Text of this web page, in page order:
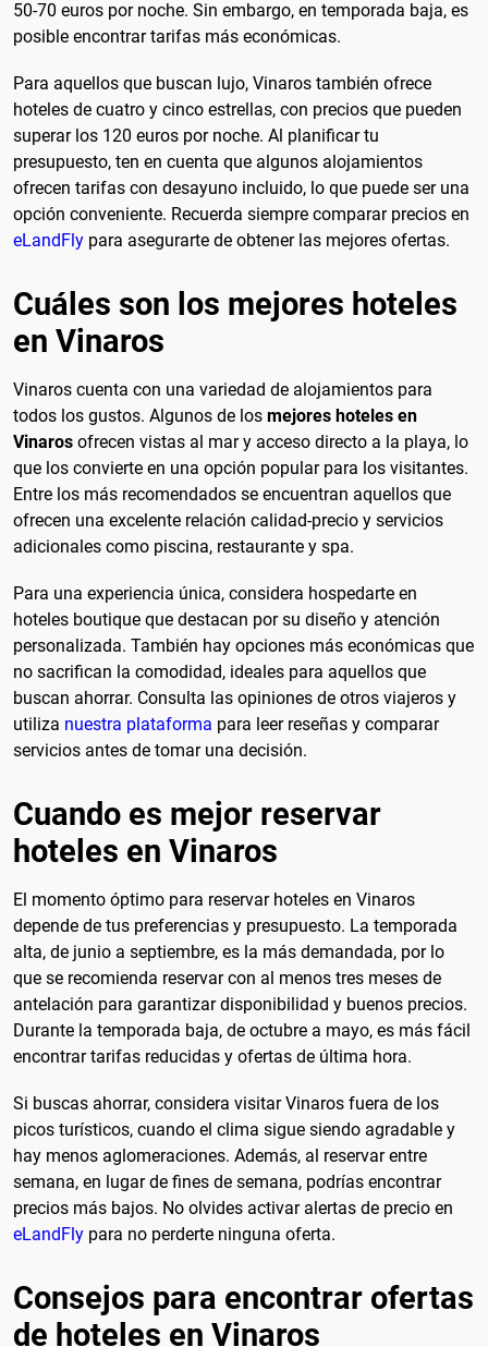
50-70 euros por noche. Sin embargo, en temporada baja, es
posible encontrar tarifas más económicas.
Para aquellos que buscan lujo, Vinaros también ofrece
hoteles de cuatro y cinco estrellas, con precios que pueden
superar los 120 euros por noche. Al planificar tu
presupuesto, ten en cuenta que algunos alojamientos
ofrecen tarifas con desayuno incluido, lo que puede ser una
opción conveniente. Recuerda siempre comparar precios en
eLandFly para asegurarte de obtener las mejores ofertas.
Cuáles son los mejores hoteles
en Vinaros
Vinaros cuenta con una variedad de alojamientos para
todos los gustos. Algunos de los mejores hoteles en
Vinaros ofrecen vistas al mar y acceso directo a la playa, lo
que los convierte en una opción popular para los visitantes.
Entre los más recomendados se encuentran aquellos que
ofrecen una excelente relación calidad-precio y servicios
adicionales como piscina, restaurante y spa.
Para una experiencia única, considera hospedarte en
hoteles boutique que destacan por su diseño y atención
personalizada. También hay opciones más económicas que
no sacrifican la comodidad, ideales para aquellos que
buscan ahorrar. Consulta las opiniones de otros viajeros y
utiliza nuestra plataforma para leer reseñas y comparar
servicios antes de tomar una decisión.
Cuando es mejor reservar
hoteles en Vinaros
El momento óptimo para reservar hoteles en Vinaros
depende de tus preferencias y presupuesto. La temporada
alta, de junio a septiembre, es la más demandada, por lo
que se recomienda reservar con al menos tres meses de
antelación para garantizar disponibilidad y buenos precios.
Durante la temporada baja, de octubre a mayo, es más fácil
encontrar tarifas reducidas y ofertas de última hora.
Si buscas ahorrar, considera visitar Vinaros fuera de los
picos turísticos, cuando el clima sigue siendo agradable y
hay menos aglomeraciones. Además, al reservar entre
semana, en lugar de fines de semana, podrías encontrar
precios más bajos. No olvides activar alertas de precio en
eLandFly para no perderte ninguna oferta.
Consejos para encontrar ofertas
de hoteles en Vinaros